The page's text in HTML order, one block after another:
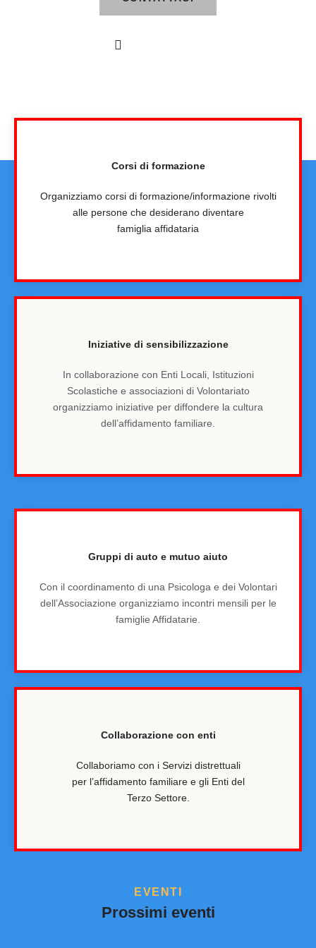
Corsi di formazione
Organizziamo corsi di formazione/informazione rivolti
alle persone che desiderano diventare
famiglia affidataria
Iniziative di sensibilizzazione
In collaborazione con Enti Locali, Istituzioni
Scolastiche e associazioni di Volontariato
organizziamo iniziative per diffondere la cultura
dell’affidamento familiare.
Gruppi di auto e mutuo aiuto
Con il coordinamento di una Psicologa e dei Volontari
dell’Associazione organizziamo incontri mensili per le
famiglie Affidatarie.
Collaborazione con enti
Collaboriamo con i Servizi distrettuali
per l’affidamento familiare e gli Enti del
Terzo Settore.
EVENTI
Prossimi eventi